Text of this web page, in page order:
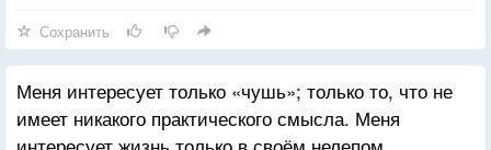
слов Твоих.
Сохранить
Меня интересует только «чушь»; только то, что не
имеет никакого практического смысла. Меня